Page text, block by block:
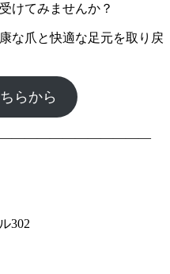
けてみませんか？
な爪と快適な足元を取り戻
らから
302